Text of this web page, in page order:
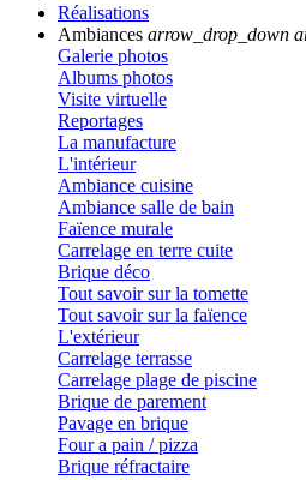
Réalisations
Ambiances arrow_drop_down
Galerie photos
Albums photos
Visite virtuelle
Reportages
La manufacture
L'intérieur
Ambiance cuisine
Ambiance salle de bain
Faïence murale
Carrelage en terre cuite
Brique déco
Tout savoir sur la tomette
Tout savoir sur la faïence
L'extérieur
Carrelage terrasse
Carrelage plage de piscine
Brique de parement
Pavage en brique
Four a pain / pizza
Brique réfractaire